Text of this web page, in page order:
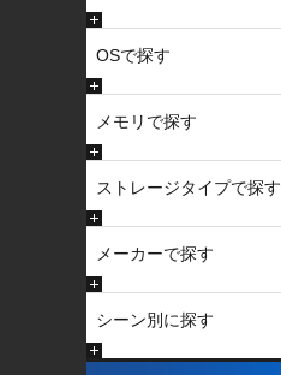
OSで探す
メモリで探す
ストレージタイプで探す
メーカーで探す
シーン別に探す